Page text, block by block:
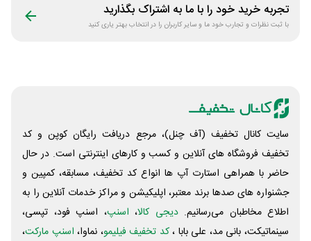
تجربه خرید خود را با ما به اشتراک بگذارید
با ثبت نظرات و تجارب خود ما و سایر کاربران را در انتخاب بهتر یاری کنید
سایت کانال تخفیف (آف چنل)، مرجع دریافت رایگان کوپن و کد
تخفیف فروشگاه های آنلاین و کسب و‌ کارهای اینترنتی است. در حال
حاضر با همراهی استارت آپ ها انواع کد تخفیف، مسابقه، کمپین و
جشنواره های صدها برند معتبر، اپلیکیشن و مراکز خدمات آنلاین را به
اطلاع مخاطبان می‌رسانیم. دیجی کالا، اسنپ، اسنپ فود، تپسی،
سینماتیکت، بانی مد، علی‌ بابا ،کد تخفیف فیلیمو، نماوا، اسنپ مارکت،